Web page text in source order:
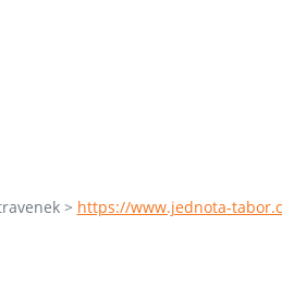
> https://www.jednota-